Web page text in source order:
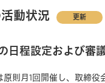
動状況 更新
日程設定および審
則⽉1回開催し、取締役